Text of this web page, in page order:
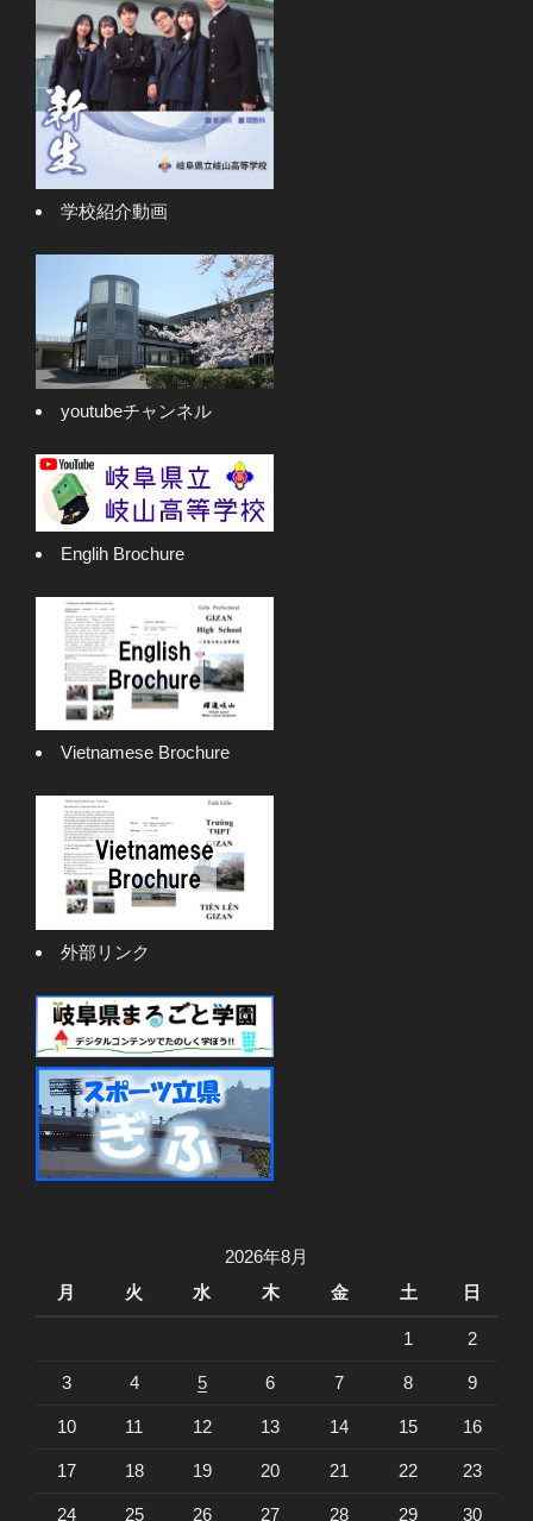
学校紹介動画
youtubeチャンネル
Englih Brochure
Vietnamese Brochure
外部リンク
2026年8月
月
火 水 木 金 土 日
1 2
3 4 5 6 7 8 9
10 11 12 13 14 15 16
17 18 19 20 21 22 23
24 25 26 27 28 29 30